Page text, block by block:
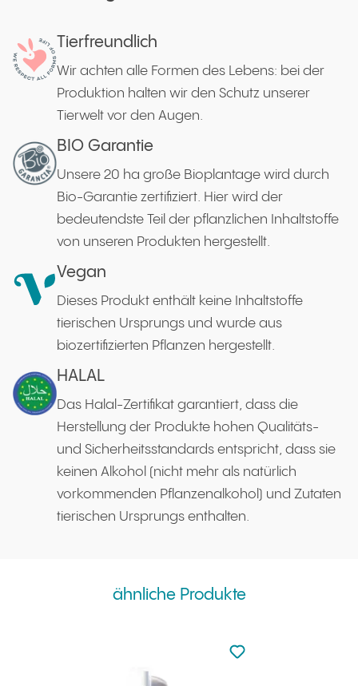
Tierfreundlich
Wir achten alle Formen des Lebens: bei der
Produktion halten wir den Schutz unserer
Tierwelt vor den Augen.
BIO Garantie
Unsere 20 ha große Bioplantage wird durch
Bio-Garantie zertifiziert. Hier wird der
bedeutendste Teil der pflanzlichen Inhaltstoffe
von unseren Produkten hergestellt.
Vegan
Dieses Produkt enthält keine Inhaltstoffe
tierischen Ursprungs und wurde aus
biozertifizierten Pflanzen hergestellt.
HALAL
Das Halal-Zertifikat garantiert, dass die
Herstellung der Produkte hohen Qualitäts-
und Sicherheitsstandards entspricht, dass sie
keinen Alkohol (nicht mehr als natürlich
vorkommenden Pflanzenalkohol) und Zutaten
tierischen Ursprungs enthalten.
ähnliche Produkte
zu den Favoriten
zu Ihren Favoriten